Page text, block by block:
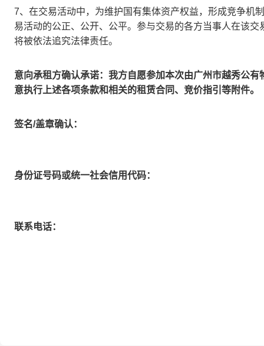
7、在交易活动中，为维护国有集体资产权益，形成竞争机
易活动的公正、公开、公平。参与交易的各方当事人在该
将被依法追究法律责任。
意向承租方确认承诺：我方自愿参加本次由广州市越秀公
意执行上述各项条款和相关的租赁合同、竞价指引等附件。
签名/盖章确认：
身份证号码或统一社会信用代码：
联系电话：